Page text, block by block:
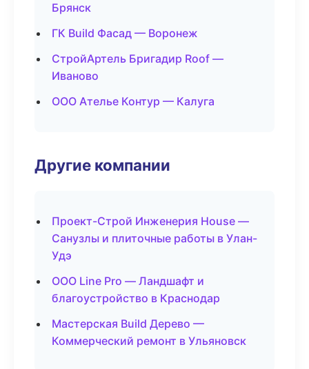
Брянск
ГК Build Фасад — Воронеж
СтройАртель Бригадир Roof —
Иваново
ООО Ателье Контур — Калуга
Другие компании
Проект-Строй Инженерия House —
Санузлы и плиточные работы в Улан-
Удэ
ООО Line Pro — Ландшафт и
благоустройство в Краснодар
Мастерская Build Дерево —
Коммерческий ремонт в Ульяновск